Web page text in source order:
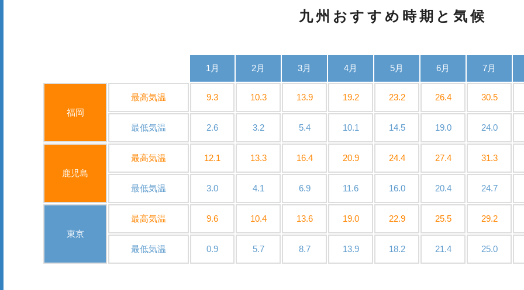
九州おすすめ時期と気候
1月 2月 3月 4月 5月 6月 7月
福岡
最高気温 9.3 10.3 13.9 19.2 23.2 26.4 30.5
最低気温 2.6 3.2 5.4 10.1 14.5 19.0 24.0
鹿児島
最高気温 12.1 13.3 16.4 20.9 24.4 27.4 31.3
最低気温 3.0 4.1 6.9 11.6 16.0 20.4 24.7
東京
最高気温 9.6 10.4 13.6 19.0 22.9 25.5 29.2
最低気温 0.9 5.7 8.7 13.9 18.2 21.4 25.0